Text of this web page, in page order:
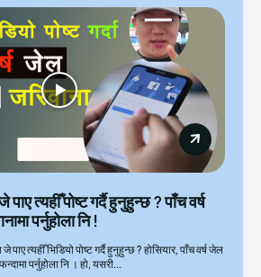
त्यहीँ पोष्ट गर्दै हुनुहुन्छ ? पाँच वर्ष
पर्नुहाेला नि !
पोष्ट गर्दै हुनुहुन्छ ? होसियार, पाँच वर्ष जेल
तथा १ लाखसम्म जरिवानाको फन्दामा पर्नुहोला नि । हो, यसरी...